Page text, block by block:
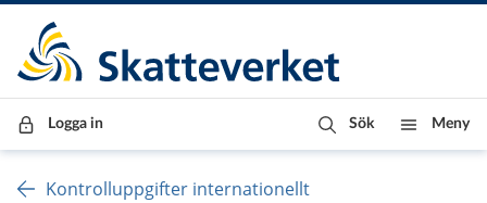
Till innehåll
Till navigationen
Till chattrobot
Logga in Sök Meny
Kontrolluppgifter internationellt